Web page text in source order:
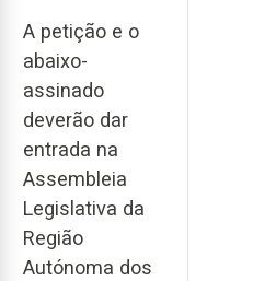
A petição e o
abaixo-
assinado
deverão dar
entrada na
Assembleia
Legislativa da
Região
Autónoma dos